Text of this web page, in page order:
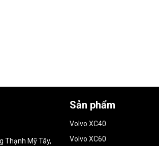
Thạnh Mỹ Tây,
Sản phẩm
Volvo XC40
Volvo XC60